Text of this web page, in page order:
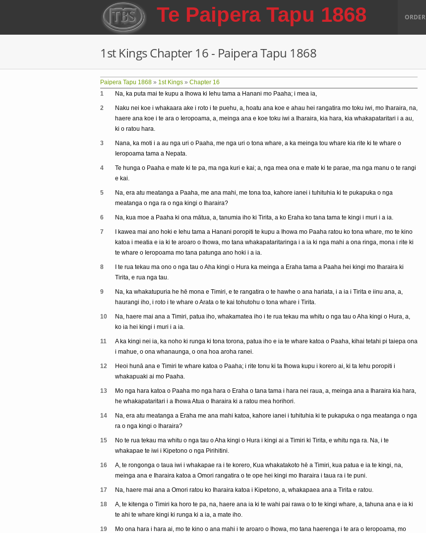
Te Paipera Tapu 1868 ORDER
1st Kings Chapter 16 - Paipera Tapu 1868
Paipera Tapu 1868 » 1st Kings » Chapter 16
1
Na, ka puta mai te kupu a Ihowa ki Iehu tama a Hanani mo Paaha; i mea ia,
2
Naku nei koe i whakaara ake i roto i te puehu, a, hoatu ana koe e ahau hei rangatira mo toku iwi, mo Iharaira, na,
haere ana koe i te ara o Ieropoama, a, meinga ana e koe toku iwi a Iharaira, kia hara, kia whakapataritari i a au,
ki o ratou hara.
3
Nana, ka moti i a au nga uri o Paaha, me nga uri o tona whare, a ka meinga tou whare kia rite ki te whare o
Ieropoama tama a Nepata.
4
Te hunga o Paaha e mate ki te pa, ma nga kuri e kai; a, nga mea ona e mate ki te parae, ma nga manu o te rangi
e kai.
5
Na, era atu meatanga a Paaha, me ana mahi, me tona toa, kahore ianei i tuhituhia ki te pukapuka o nga
meatanga o nga ra o nga kingi o Iharaira?
6 Na, kua moe a Paaha ki ona mātua, a, tanumia iho ki Tirita, a ko Eraha ko tana tama te kingi i muri i a ia.
7
I kawea mai ano hoki e Iehu tama a Hanani poropiti te kupu a Ihowa mo Paaha ratou ko tona whare, mo te kino
katoa i meatia e ia ki te aroaro o Ihowa, mo tana whakapataritaringa i a ia ki nga mahi a ona ringa, mona i rite ki
te whare o Ieropoama mo tana patunga ano hoki i a ia.
8
I te rua tekau ma ono o nga tau o Aha kingi o Hura ka meinga a Eraha tama a Paaha hei kingi mo Iharaira ki
Tirita, e rua nga tau.
9
Na, ka whakatupuria he hē mona e Timiri, e te rangatira o te hawhe o ana hariata, i a ia i Tirita e iinu ana, a,
haurangi iho, i roto i te whare o Arata o te kai tohutohu o tona whare i Tirita.
10
Na, haere mai ana a Timiri, patua iho, whakamatea iho i te rua tekau ma whitu o nga tau o Aha kingi o Hura, a,
ko ia hei kingi i muri i a ia.
11
A ka kingi nei ia, ka noho ki runga ki tona torona, patua iho e ia te whare katoa o Paaha, kihai tetahi pi taiepa ona
i mahue, o ona whanaunga, o ona hoa aroha ranei.
12
Heoi hunā ana e Timiri te whare katoa o Paaha; i rite tonu ki ta Ihowa kupu i korero ai, ki ta Iehu poropiti i
whakapuaki ai mo Paaha.
13
Mo nga hara katoa o Paaha mo nga hara o Eraha o tana tama i hara nei raua, a, meinga ana a Iharaira kia hara,
he whakapataritari i a Ihowa Atua o Iharaira ki a ratou mea horihori.
14
Na, era atu meatanga a Eraha me ana mahi katoa, kahore ianei i tuhituhia ki te pukapuka o nga meatanga o nga
ra o nga kingi o Iharaira?
15
No te rua tekau ma whitu o nga tau o Aha kingi o Hura i kingi ai a Timiri ki Tirita, e whitu nga ra. Na, i te
whakapae te iwi i Kipetono o nga Pirihitini.
16
A, te rongonga o taua iwi i whakapae ra i te korero, Kua whakatakoto hē a Timiri, kua patua e ia te kingi, na,
meinga ana e Iharaira katoa a Omori rangatira o te ope hei kingi mo Iharaira i taua ra i te puni.
17 Na, haere mai ana a Omori ratou ko Iharaira katoa i Kipetono, a, whakapaea ana a Tirita e ratou.
18
A, te kitenga o Timiri ka horo te pa, na, haere ana ia ki te wahi pai rawa o to te kingi whare, a, tahuna ana e ia ki
te ahi te whare kingi ki runga ki a ia, a mate iho.
19
Mo ona hara i hara ai, mo te kino o ana mahi i te aroaro o Ihowa, mo tana haerenga i te ara o Ieropoama, mo